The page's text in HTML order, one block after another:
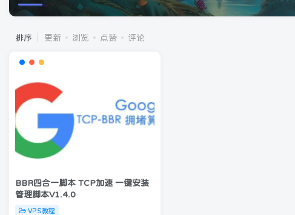
排序 更新 浏览 点赞 评论
BBR四合一脚本 TCP加速 一键安装
管理脚本V1.4.0
VPS教程